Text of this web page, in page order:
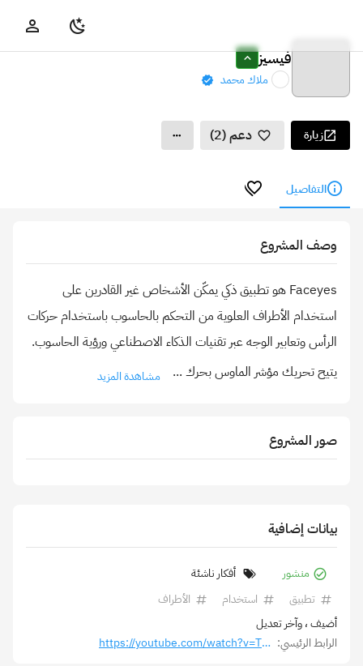
فيسيز
ملاك محمد
زيارة دعم (2)
التفاصيل
وصف المشروع
Faceyes هو تطبيق ذكي يمكّن الأشخاص غير القادرين على
استخدام الأطراف العلوية من التحكم بالحاسوب باستخدام حركات
الرأس وتعابير الوجه عبر تقنيات الذكاء الاصطناعي ورؤية الحاسوب.
يتيح تحريك مؤشر الماوس بحرك ... مشاهدة المزيد
صور المشروع
بيانات إضافية
منشور
أفكار ناشئة
تطبيق
استخدام
الأطراف
أضيف، وآخر تعديل
الرابط الرئيسي: https://youtube.com/watch?v=TVxK8kG3R8M&si=4aUa6g3dvhtLU_dL